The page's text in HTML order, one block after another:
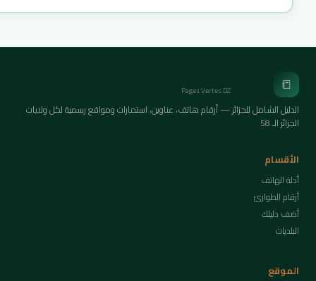
📒
Pages Vertes DZ
الدليل الشامل للجزائر — أرقام هاتف، عناوين، استمارات ومواقع رسمية لكل ولايات
الجزائر الـ 58
الأقسام
أدلة الهاتف
أرقام الطوارئ
أضف دليلك
البلديات
الموقع